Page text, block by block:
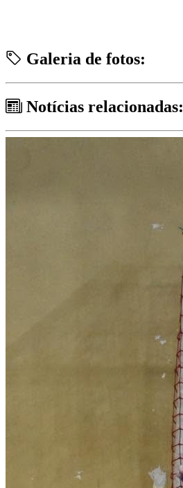
Galeria de fotos:
Notícias relacionadas: